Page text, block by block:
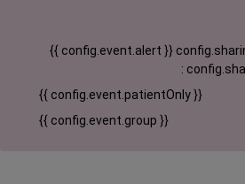
{{ config.event.alert }}
:
{{ config.event.patientOnly }}
{{ config.event.group }}